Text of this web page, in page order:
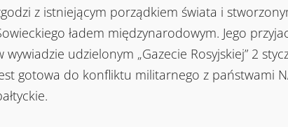
z istniejącym porządkiem świata i
ładem międzynarodowym. Jego
wywiadzie udzielonym „Gazecie Rosyjskiej” 2
gotowa do konfliktu militarnego z państwami